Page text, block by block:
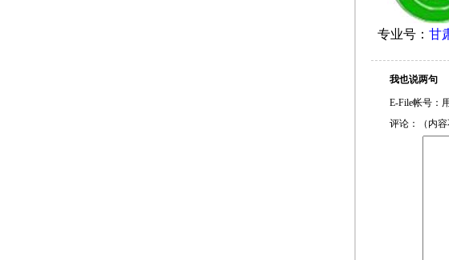
专业号： 甘
我也说两句
E-File帐号：
评论：（内容